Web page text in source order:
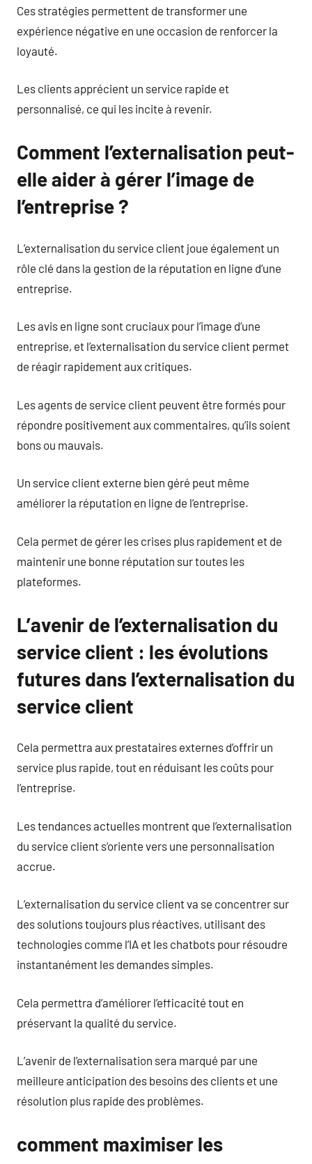
Ces stratégies permettent de transformer une
expérience négative en une occasion de renforcer la
loyauté.
Les clients apprécient un service rapide et
personnalisé, ce qui les incite à revenir.
Comment l’externalisation peut-
elle aider à gérer l’image de
l’entreprise ?
L’externalisation du service client joue également un
rôle clé dans la gestion de la réputation en ligne d’une
entreprise.
Les avis en ligne sont cruciaux pour l’image d’une
entreprise, et l’externalisation du service client permet
de réagir rapidement aux critiques.
Les agents de service client peuvent être formés pour
répondre positivement aux commentaires, qu’ils soient
bons ou mauvais.
Un service client externe bien géré peut même
améliorer la réputation en ligne de l’entreprise.
Cela permet de gérer les crises plus rapidement et de
maintenir une bonne réputation sur toutes les
plateformes.
L’avenir de l’externalisation du
service client : les évolutions
futures dans l’externalisation du
service client
Cela permettra aux prestataires externes d’offrir un
service plus rapide, tout en réduisant les coûts pour
l’entreprise.
Les tendances actuelles montrent que l’externalisation
du service client s’oriente vers une personnalisation
accrue.
L’externalisation du service client va se concentrer sur
des solutions toujours plus réactives, utilisant des
technologies comme l’IA et les chatbots pour résoudre
instantanément les demandes simples.
Cela permettra d’améliorer l’efficacité tout en
préservant la qualité du service.
L’avenir de l’externalisation sera marqué par une
meilleure anticipation des besoins des clients et une
résolution plus rapide des problèmes.
comment maximiser les